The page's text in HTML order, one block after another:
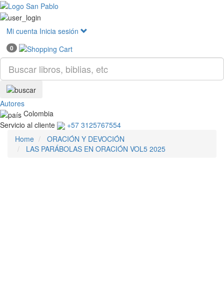
Mi cuenta Inicia sesión
0
Autores
Colombia
Servicio al cliente
+57 3125767554
Home
ORACIÓN Y DEVOCIÓN
LAS PARÁBOLAS EN ORACIÓN VOL5 2025